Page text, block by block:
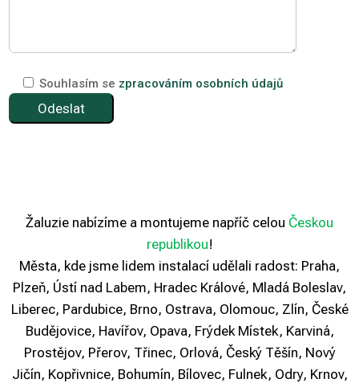
Souhlasím se zpracováním osobních údajů
Žaluzie nabízíme a montujeme napříč celou Českou
republikou!
Města, kde jsme lidem instalací udělali radost: Praha,
Plzeň, Ústí nad Labem, Hradec Králové, Mladá Boleslav,
Liberec, Pardubice, Brno, Ostrava, Olomouc, Zlín, České
Budějovice, Havířov, Opava, Frýdek Místek, Karviná,
Prostějov, Přerov, Třinec, Orlová, Český Těšín, Nový
Jičín, Kopřivnice, Bohumín, Bílovec, Fulnek, Odry, Krnov,